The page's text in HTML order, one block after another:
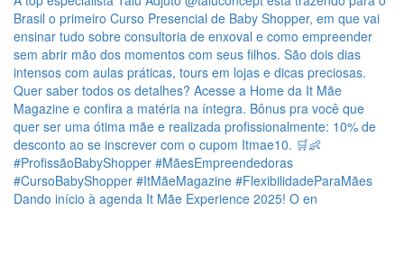
Dando início à agenda It Mãe Experience 2025! O en